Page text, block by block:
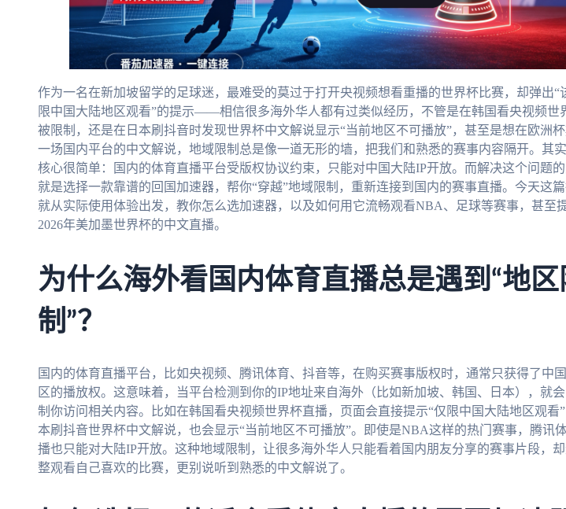
作为一名在新加坡留学的足球迷，最难受的莫过于打开央视频想看重播的世界杯比赛，却弹出“
限中国大陆地区观看”的提示——相信很多海外华人都有过类似经历，不管是在韩国看央视频世
被限制，还是在日本刷抖音时发现世界杯中文解说显示“当前地区不可播放”，甚至是想在欧洲
一场国内平台的中文解说，地域限制总是像一道无形的墙，把我们和熟悉的赛事内容隔开。其
核心很简单：国内的体育直播平台受版权协议约束，只能对中国大陆IP开放。而解决这个问题的
就是选择一款靠谱的回国加速器，帮你“穿越”地域限制，重新连接到国内的赛事直播。今天这篇
就从实际使用体验出发，教你怎么选加速器，以及如何用它流畅观看NBA、足球等赛事，甚至
2026年美加墨世界杯的中文直播。
为什么海外看国内体育直播总是遇到“地区
制”？
国内的体育直播平台，比如央视频、腾讯体育、抖音等，在购买赛事版权时，通常只获得了中
区的播放权。这意味着，当平台检测到你的IP地址来自海外（比如新加坡、韩国、日本），就
制你访问相关内容。比如在韩国看央视频世界杯直播，页面会直接提示“仅限中国大陆地区观看”
本刷抖音世界杯中文解说，也会显示“当前地区不可播放”。即使是NBA这样的热门赛事，腾讯
播也只能对大陆IP开放。这种地域限制，让很多海外华人只能看着国内朋友分享的赛事片段，
整观看自己喜欢的比赛，更别说听到熟悉的中文解说了。